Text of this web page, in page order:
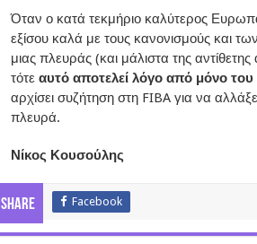
Όταν ο κατά τεκμήριο καλύτερος
εξίσου καλά με τους κανονισμούς και
μιας πλευράς (και μάλιστα της
τότε αυτό αποτελεί λόγο από μόνο του
αρχίσει συζήτηση στη FIBA για να
πλευρά.
Νίκος Κουσούλης
Share Facebook